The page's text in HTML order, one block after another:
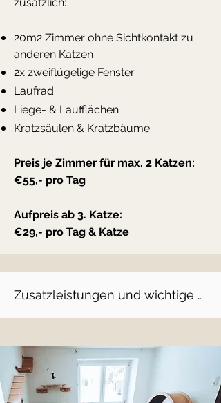
20m2 Zimmer ohne Sichtkontakt zu
anderen Katzen
2x zweiflügelige Fenster
Laufrad
Liege- & Laufflächen
Kratzsäulen & Kratzbäume
Preis je Zimmer für max. 2 Katzen:
€55,- pro Tag
Aufpreis ab 3. Katze:
€29,- pro Tag & Katze
Zusatzleistungen und wichtige
Medikamentengabe:
1x täglich € 2,50
2x täglich € 4,00